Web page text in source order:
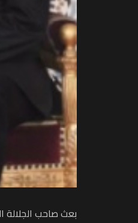
بعث صاحب الجلالة